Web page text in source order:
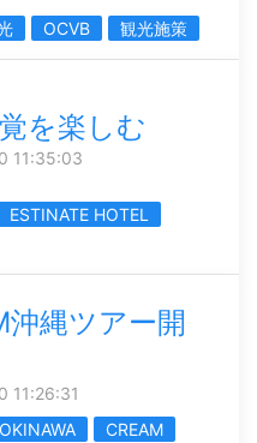
OCVB 観光施策
を楽しむ
11:35:03
ESTINATE HOTEL
沖縄ツアー開
11:26:31
CREAM